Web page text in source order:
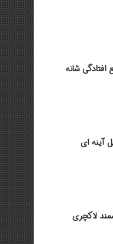
افتادگی شانه
آینه ای
لاکچری